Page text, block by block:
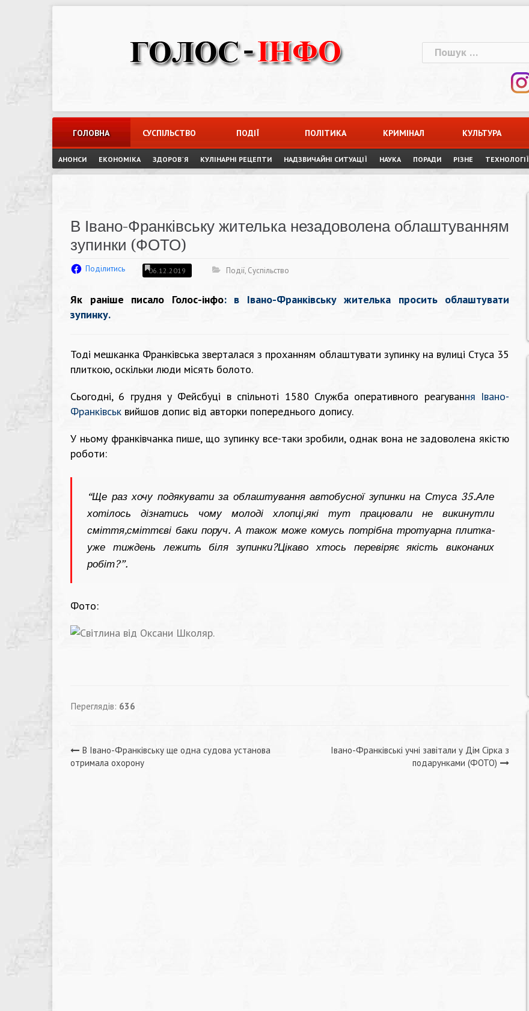
Пошук:
ГОЛОВНА СУСПІЛЬСТВО ПОДІЇ ПОЛІТИКА КРИМІНАЛ КУЛЬТУРА
АНОНСИ ЕКОНОМІКА ЗДОРОВ`Я КУЛІНАРНІ РЕЦЕПТИ НАДЗВИЧАЙНІ СИТУАЦІЇ НАУКА ПОРАДИ РІЗНЕ ТЕХНОЛОГІЇ
В Івано-Франківську жителька незадоволена облаштуванням
зупинки (ФОТО)
Поділитись 06.12.2019 Події, Суспільство
Як раніше писало Голос-інфо: в Івано-Франківську жителька просить облаштувати
зупинку.
Тоді мешканка Франківська зверталася з проханням облаштувати зупинку на вулиці Стуса 35
плиткою, оскільки люди місять болото.
Сьогодні, 6 грудня у Фейсбуці в спільноті 1580 Служба оперативного реагування Івано-
Франківськ вийшов допис від авторки попереднього допису.
У ньому франківчанка пише, що зупинку все-таки зробили, однак вона не задоволена якістю
роботи:
“Ще раз хочу подякувати за облаштування автобусної зупинки на Стуса 35.Але
хотілось дізнатись чому молоді хлопці,які тут працювали не викинутли
сміття,сміттєві баки поруч. А також може комусь потрібна тротуарна плитка-
уже тиждень лежить біля зупинки?Цікаво хтось перевіряє якість виконаних
робіт?”.
Фото:
Переглядів: 636
Навігація
В Івано-Франківську ще одна судова установа
отримала охорону
Івано-Франківські учні завітали у Дім Сірка з
подарунками (ФОТО)